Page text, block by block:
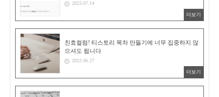
2023.07.14
더보기
친효컬럼! 티스토리 목차 만들기에 너무 집중하지 않
으셔도 됩니다
2022.06.27
더보기